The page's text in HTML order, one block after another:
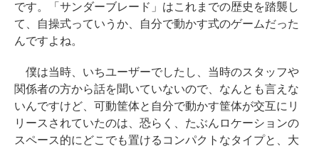
です。「サンダーブレード」はこれまでの歴史を踏襲し
て、自操式っていうか、自分で動かす式のゲームだった
んですよね。
僕は当時、いちユーザーでしたし、当時のスタッフや
関係者の方から話を聞いていないので、なんとも言えな
いんですけど、可動筐体と自分で動かす筐体が交互にリ
リースされていたのは、恐らく、たぶんロケーションの
スペース的にどこでも置けるコンパクトなタイプと、大